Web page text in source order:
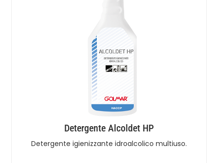
Detergente Alcoldet HP
Detergente igienizzante idroalcolico multiuso.